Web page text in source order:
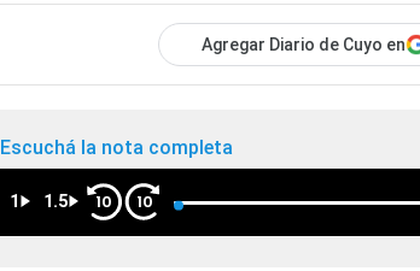
Agregar Diario de Cuyo en
Escuchá la nota completa
1 1.5 10 10